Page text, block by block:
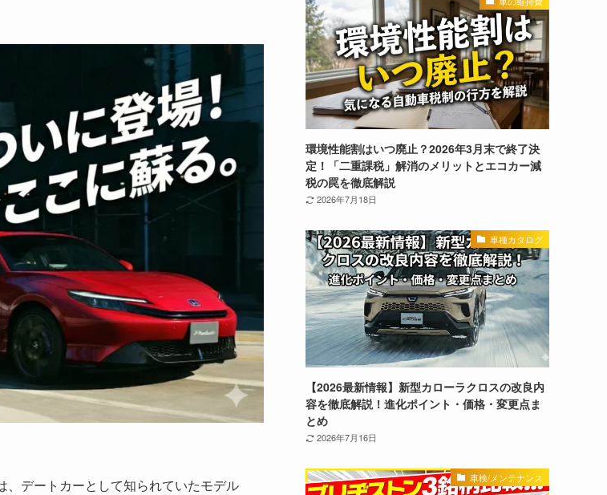
デートカーとして知られていたモデル
環境性能割はいつ廃止？2026年3月末で終了決
定！「二重課税」解消のメリットとエコカー減
税の罠を徹底解説
2026年7月18日
車種カタログ
【2026最新情報】新型カローラクロスの改良内
容を徹底解説！進化ポイント・価格・変更点ま
とめ
2026年7月16日
車検/メンテナンス